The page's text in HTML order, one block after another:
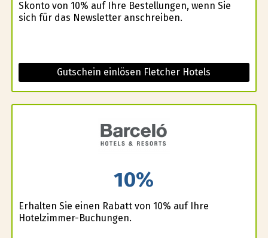
Skonto von 10% auf Ihre Bestellungen, wenn Sie
sich für das Newsletter anschreiben.
Gutschein einlösen Fletcher Hotels
10%
Erhalten Sie einen Rabatt von 10% auf Ihre
Hotelzimmer-Buchungen.